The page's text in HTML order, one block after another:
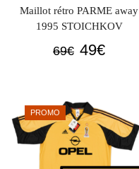
Maillot rétro PARME away
1995 STOICHKOV
69€ Le
était :
69€.
49€Le
49€.
PROMO